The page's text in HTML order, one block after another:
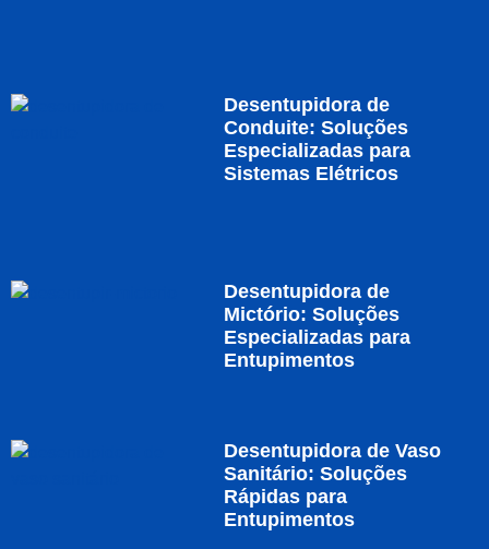
Desentupidora de
Conduite: Soluções
Especializadas para
Sistemas Elétricos
Desentupidora de
Mictório: Soluções
Especializadas para
Entupimentos
Desentupidora de Vaso
Sanitário: Soluções
Rápidas para
Entupimentos